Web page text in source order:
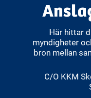
Här hittar
myndigheter
bron mellan
C/O KKM